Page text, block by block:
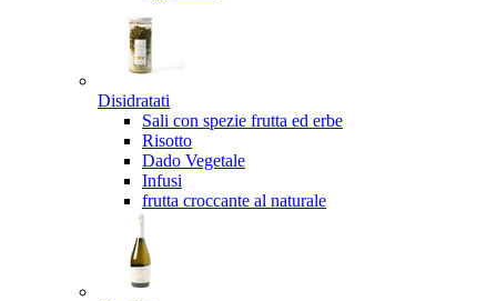
Disidratati
Sali con spezie frutta ed erbe
Risotto
Dado Vegetale
Infusi
frutta croccante al naturale